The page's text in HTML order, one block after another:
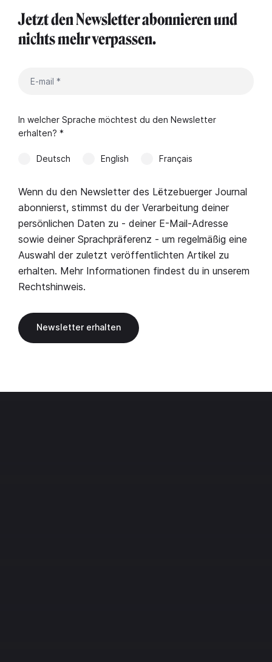
Jetzt den Newsletter abonnieren und
nichts mehr verpassen.
In welcher Sprache möchtest du den Newsletter
erhalten? *
Deutsch English Français
Wenn du den Newsletter des Lëtzebuerger Journal
abonnierst, stimmst du der Verarbeitung deiner
persönlichen Daten zu - deiner E-Mail-Adresse
sowie deiner Sprachpräferenz - um regelmäßig eine
Auswahl der zuletzt veröffentlichten Artikel zu
erhalten. Mehr Informationen findest du in unserem
Rechtshinweis.